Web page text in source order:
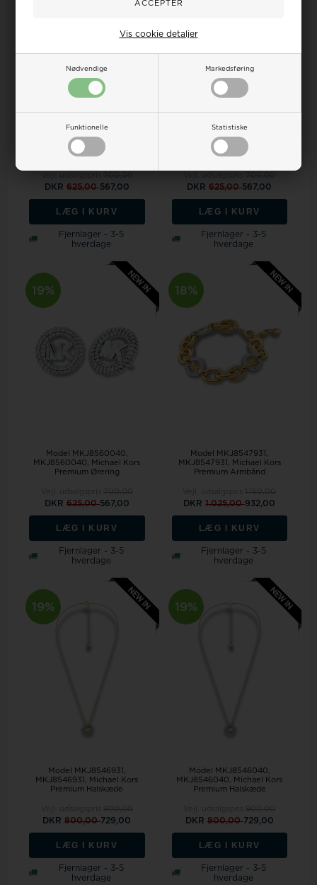
Nødvendige Markedsføring
Funktionelle Statistiske
Vis cookie detaljer
Model MKJ8576710
MKJ8576710, Michael Kors
Premium Armbånd
DKR 625,00567,00
LÆG I KURV
Fjernlager - 3-5
hverdage
Model MKJ8560931
MKJ8560931, Michael Kors
Premium Ørering
DKR625,00567,00
LÆG I KURV
Fjernlager - 3-5
hverdage
19%
Model MKJ8560040
MKJ8560040, Michael Kors
Premium Ørering
DKR 625,00567,00
LÆG I KURV
Fjernlager - 3-5
hverdage
18%
Model MKJ8547931
MKJ8547931, Michael Kors
Premium Armbånd
DKR1.025,00932,00
LÆG I KURV
Fjernlager - 3-5
hverdage
19%
Model MKJ8546931
MKJ8546931, Michael Kors
Premium Halskæde
DKR800,00729,00
LÆG I KURV
Fjernlager - 3-5
hverdage
19%
Model MKJ8546040
MKJ8546040, Michael Kors
Premium Halskæde
DKR 800,00729,00
LÆG I KURV
Fjernlager - 3-5
hverdage